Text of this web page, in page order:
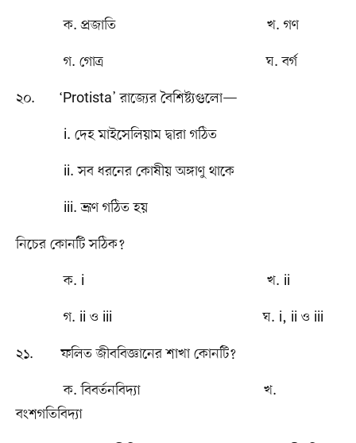
ক. প্রজাতি খ. গণ
গ. গোত্র ঘ. বর্গ
২০. ‘Protista’ রাজ্যের বৈশিষ্ট্যগুলো—
i. দেহ মাইসেলিয়াম দ্বারা গঠিত
ii. সব ধরনের কোষীয় অঙ্গাণু থাকে
iii. ভ্রূণ গঠিত হয়
নিচের কোনটি সঠিক?
ক. i খ. ii
গ. ii ও iii ঘ. i, ii ও iii
২১. ফলিত জীববিজ্ঞানের শাখা কোনটি?
ক. বিবর্তনবিদ্যা খ.
বংশগতিবিদ্যা